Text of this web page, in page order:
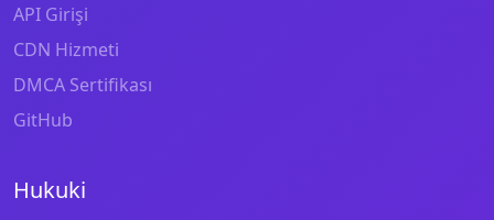
API Girişi
CDN Hizmeti
DMCA Sertifikası
GitHub
Hukuki